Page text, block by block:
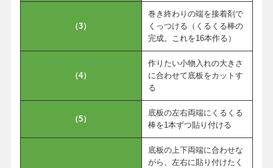
（3）
巻き終わりの端を接着剤で
くっつける（くるくる棒の
完成。これを16本作る）
（4）
作りたい小物入れの大きさ
に合わせて底板をカットす
る
（5）
底板の左右両端にくるくる
棒を1本ずつ貼り付ける
底板の上下両端に合わせな
がら、左右に貼り付けたく